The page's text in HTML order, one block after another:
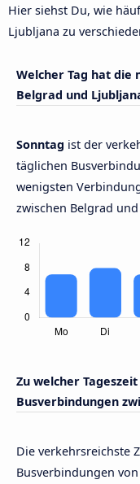
Hier siehst Du, wie
Ljubljana zu
Welcher Tag hat die
Belgrad und
Sonntag ist der
täglichen
wenigsten
zwischen Belgrad
Zu welcher
Busverbindungen
Die verkehrsreichste
Busverbindungen